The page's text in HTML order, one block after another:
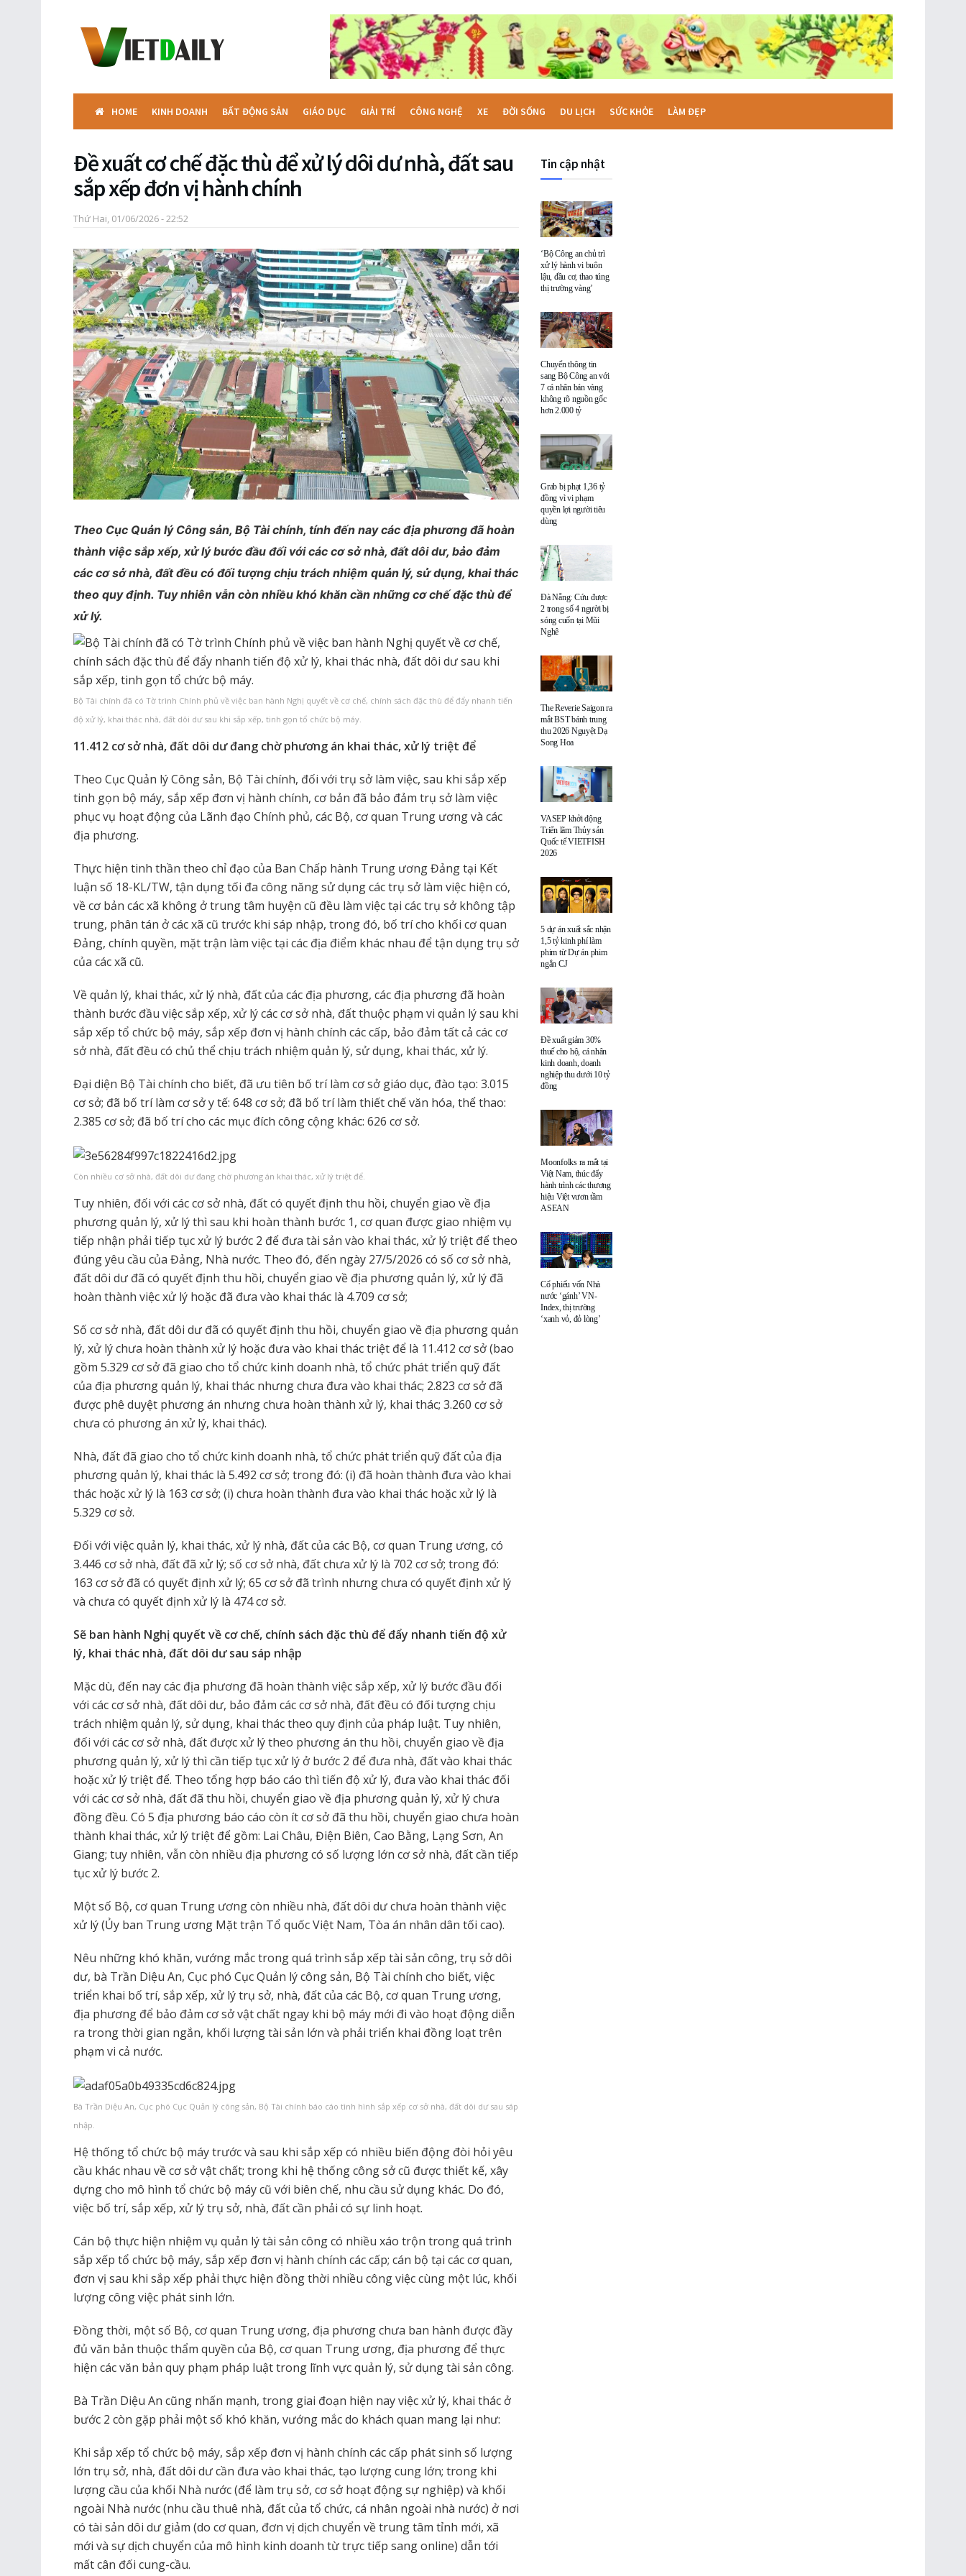
HOME KINH DOANH BẤT ĐỘNG SẢN GIÁO DỤC GIẢI TRÍ CÔNG NGHỆ XE ĐỜI SỐNG DU LỊCH SỨC KHỎE LÀM ĐẸP
Đề xuất cơ chế đặc thù để xử lý dôi dư nhà, đất sau
sắp xếp đơn vị hành chính
Thứ Hai, 01/06/2026 - 22:52
Theo Cục Quản lý Công sản, Bộ Tài chính, tính đến nay các địa phương đã hoàn
thành việc sắp xếp, xử lý bước đầu đối với các cơ sở nhà, đất dôi dư, bảo đảm
các cơ sở nhà, đất đều có đối tượng chịu trách nhiệm quản lý, sử dụng, khai thác
theo quy định. Tuy nhiên vẫn còn nhiều khó khăn cần những cơ chế đặc thù để
xử lý.
Bộ Tài chính đã có Tờ trình Chính phủ về việc ban hành Nghị quyết về cơ chế, chính sách đặc thù để đẩy nhanh tiến
độ xử lý, khai thác nhà, đất dôi dư sau khi sắp xếp, tinh gọn tổ chức bộ máy.
11.412 cơ sở nhà, đất dôi dư đang chờ phương án khai thác, xử lý triệt để
Theo Cục Quản lý Công sản, Bộ Tài chính, đối với trụ sở làm việc, sau khi sắp xếp
tinh gọn bộ máy, sắp xếp đơn vị hành chính, cơ bản đã bảo đảm trụ sở làm việc
phục vụ hoạt động của Lãnh đạo Chính phủ, các Bộ, cơ quan Trung ương và các
địa phương.
Thực hiện tinh thần theo chỉ đạo của Ban Chấp hành Trung ương Đảng tại Kết
luận số 18-KL/TW, tận dụng tối đa công năng sử dụng các trụ sở làm việc hiện có,
về cơ bản các xã không ở trung tâm huyện cũ đều làm việc tại các trụ sở không tập
trung, phân tán ở các xã cũ trước khi sáp nhập, trong đó, bố trí cho khối cơ quan
Đảng, chính quyền, mặt trận làm việc tại các địa điểm khác nhau để tận dụng trụ sở
của các xã cũ.
Về quản lý, khai thác, xử lý nhà, đất của các địa phương, các địa phương đã hoàn
thành bước đầu việc sắp xếp, xử lý các cơ sở nhà, đất thuộc phạm vi quản lý sau khi
sắp xếp tổ chức bộ máy, sắp xếp đơn vị hành chính các cấp, bảo đảm tất cả các cơ
sở nhà, đất đều có chủ thể chịu trách nhiệm quản lý, sử dụng, khai thác, xử lý.
Đại diện Bộ Tài chính cho biết, đã ưu tiên bố trí làm cơ sở giáo dục, đào tạo: 3.015
cơ sở; đã bố trí làm cơ sở y tế: 648 cơ sở; đã bố trí làm thiết chế văn hóa, thể thao:
2.385 cơ sở; đã bố trí cho các mục đích công cộng khác: 626 cơ sở.
Còn nhiều cơ sở nhà, đất dôi dư đang chờ phương án khai thác, xử lý triệt để.
Tuy nhiên, đối với các cơ sở nhà, đất có quyết định thu hồi, chuyển giao về địa
phương quản lý, xử lý thì sau khi hoàn thành bước 1, cơ quan được giao nhiệm vụ
tiếp nhận phải tiếp tục xử lý bước 2 để đưa tài sản vào khai thác, xử lý triệt để theo
đúng yêu cầu của Đảng, Nhà nước. Theo đó, đến ngày 27/5/2026 có số cơ sở nhà,
đất dôi dư đã có quyết định thu hồi, chuyển giao về địa phương quản lý, xử lý đã
hoàn thành việc xử lý hoặc đã đưa vào khai thác là 4.709 cơ sở;
Số cơ sở nhà, đất dôi dư đã có quyết định thu hồi, chuyển giao về địa phương quản
lý, xử lý chưa hoàn thành xử lý hoặc đưa vào khai thác triệt để là 11.412 cơ sở (bao
gồm 5.329 cơ sở đã giao cho tổ chức kinh doanh nhà, tổ chức phát triển quỹ đất
của địa phương quản lý, khai thác nhưng chưa đưa vào khai thác; 2.823 cơ sở đã
được phê duyệt phương án nhưng chưa hoàn thành xử lý, khai thác; 3.260 cơ sở
chưa có phương án xử lý, khai thác).
Nhà, đất đã giao cho tổ chức kinh doanh nhà, tổ chức phát triển quỹ đất của địa
phương quản lý, khai thác là 5.492 cơ sở; trong đó: (i) đã hoàn thành đưa vào khai
thác hoặc xử lý là 163 cơ sở; (i) chưa hoàn thành đưa vào khai thác hoặc xử lý là
5.329 cơ sở.
Đối với việc quản lý, khai thác, xử lý nhà, đất của các Bộ, cơ quan Trung ương, có
3.446 cơ sở nhà, đất đã xử lý; số cơ sở nhà, đất chưa xử lý là 702 cơ sở; trong đó:
163 cơ sở đã có quyết định xử lý; 65 cơ sở đã trình nhưng chưa có quyết định xử lý
và chưa có quyết định xử lý là 474 cơ sở.
Sẽ ban hành Nghị quyết về cơ chế, chính sách đặc thù để đẩy nhanh tiến độ xử
lý, khai thác nhà, đất dôi dư sau sáp nhập
Mặc dù, đến nay các địa phương đã hoàn thành việc sắp xếp, xử lý bước đầu đối
với các cơ sở nhà, đất dôi dư, bảo đảm các cơ sở nhà, đất đều có đối tượng chịu
trách nhiệm quản lý, sử dụng, khai thác theo quy định của pháp luật. Tuy nhiên,
đối với các cơ sở nhà, đất được xử lý theo phương án thu hồi, chuyển giao về địa
phương quản lý, xử lý thì cần tiếp tục xử lý ở bước 2 để đưa nhà, đất vào khai thác
hoặc xử lý triệt để. Theo tổng hợp báo cáo thì tiến độ xử lý, đưa vào khai thác đối
với các cơ sở nhà, đất đã thu hồi, chuyển giao về địa phương quản lý, xử lý chưa
đồng đều. Có 5 địa phương báo cáo còn ít cơ sở đã thu hồi, chuyển giao chưa hoàn
thành khai thác, xử lý triệt để gồm: Lai Châu, Điện Biên, Cao Bằng, Lạng Sơn, An
Giang; tuy nhiên, vẫn còn nhiều địa phương có số lượng lớn cơ sở nhà, đất cần tiếp
tục xử lý bước 2.
Một số Bộ, cơ quan Trung ương còn nhiều nhà, đất dôi dư chưa hoàn thành việc
xử lý (Ủy ban Trung ương Mặt trận Tổ quốc Việt Nam, Tòa án nhân dân tối cao).
Nêu những khó khăn, vướng mắc trong quá trình sắp xếp tài sản công, trụ sở dôi
dư, bà Trần Diệu An, Cục phó Cục Quản lý công sản, Bộ Tài chính cho biết, việc
triển khai bố trí, sắp xếp, xử lý trụ sở, nhà, đất của các Bộ, cơ quan Trung ương,
địa phương để bảo đảm cơ sở vật chất ngay khi bộ máy mới đi vào hoạt động diễn
ra trong thời gian ngắn, khối lượng tài sản lớn và phải triển khai đồng loạt trên
phạm vi cả nước.
Bà Trần Diệu An, Cục phó Cục Quản lý công sản, Bộ Tài chính báo cáo tình hình sắp xếp cơ sở nhà, đất dôi dư sau sáp
nhập.
Hệ thống tổ chức bộ máy trước và sau khi sắp xếp có nhiều biến động đòi hỏi yêu
cầu khác nhau về cơ sở vật chất; trong khi hệ thống công sở cũ được thiết kế, xây
dựng cho mô hình tổ chức bộ máy cũ với biên chế, nhu cầu sử dụng khác. Do đó,
việc bố trí, sắp xếp, xử lý trụ sở, nhà, đất cần phải có sự linh hoạt.
Cán bộ thực hiện nhiệm vụ quản lý tài sản công có nhiều xáo trộn trong quá trình
sắp xếp tổ chức bộ máy, sắp xếp đơn vị hành chính các cấp; cán bộ tại các cơ quan,
đơn vị sau khi sắp xếp phải thực hiện đồng thời nhiều công việc cùng một lúc, khối
lượng công việc phát sinh lớn.
Đồng thời, một số Bộ, cơ quan Trung ương, địa phương chưa ban hành được đầy
đủ văn bản thuộc thẩm quyền của Bộ, cơ quan Trung ương, địa phương để thực
hiện các văn bản quy phạm pháp luật trong lĩnh vực quản lý, sử dụng tài sản công.
Bà Trần Diệu An cũng nhấn mạnh, trong giai đoạn hiện nay việc xử lý, khai thác ở
bước 2 còn gặp phải một số khó khăn, vướng mắc do khách quan mang lại như:
Khi sắp xếp tổ chức bộ máy, sắp xếp đơn vị hành chính các cấp phát sinh số lượng
lớn trụ sở, nhà, đất dôi dư cần đưa vào khai thác, tạo lượng cung lớn; trong khi
lượng cầu của khối Nhà nước (để làm trụ sở, cơ sở hoạt động sự nghiệp) và khối
ngoài Nhà nước (nhu cầu thuê nhà, đất của tổ chức, cá nhân ngoài nhà nước) ở nơi
có tài sản dôi dư giảm (do cơ quan, đơn vị dịch chuyển về trung tâm tỉnh mới, xã
mới và sự dịch chuyển của mô hình kinh doanh từ trực tiếp sang online) dẫn tới
mất cân đối cung-cầu.
Tin cập nhật
‘Bộ Công an chủ trì
xử lý hành vi buôn
lậu, đầu cơ, thao túng
thị trường vàng’
Chuyển thông tin
sang Bộ Công an với
7 cá nhân bán vàng
không rõ nguồn gốc
hơn 2.000 tỷ
Grab bị phạt 1,36 tỷ
đồng vì vi phạm
quyền lợi người tiêu
dùng
Đà Nẵng: Cứu được
2 trong số 4 người bị
sóng cuốn tại Mũi
Nghê
The Reverie Saigon ra
mắt BST bánh trung
thu 2026 Nguyệt Dạ
Song Hoa
VASEP khởi động
Triển lãm Thủy sản
Quốc tế VIETFISH
2026
5 dự án xuất sắc nhận
1,5 tỷ kinh phí làm
phim từ Dự án phim
ngắn CJ
Đề xuất giảm 30%
thuế cho hộ, cá nhân
kinh doanh, doanh
nghiệp thu dưới 10 tỷ
đồng
Moonfolks ra mắt tại
Việt Nam, thúc đẩy
hành trình các thương
hiệu Việt vươn tầm
ASEAN
Cổ phiếu vốn Nhà
nước ‘gánh’ VN-
Index, thị trường
‘xanh vỏ, đỏ lòng’